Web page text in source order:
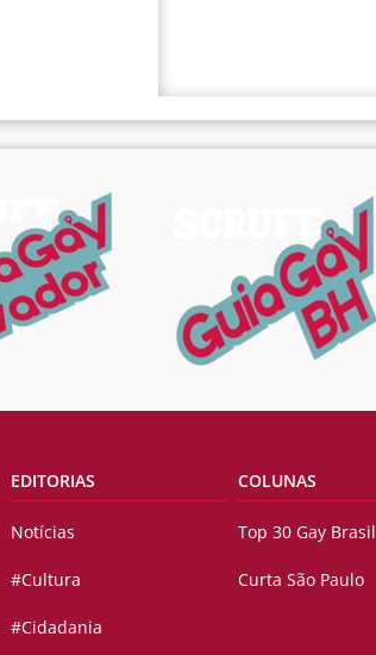
EDITORIAS
Notícias
#Cultura
#Cidadania
COLUNAS
Top 30 Gay Brasil
Curta São Paulo